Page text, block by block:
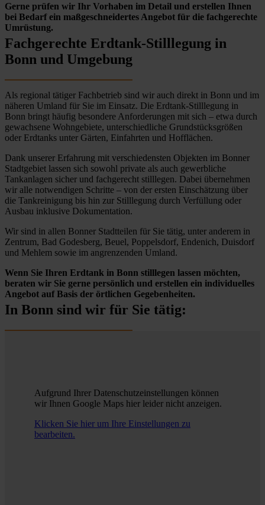
Gerne prüfen wir Ihr Vorhaben im Detail und erstellen Ihnen
bei Bedarf ein maßgeschneidertes Angebot für die fachgerechte
Umrüstung.
Fachgerechte Erdtank-Stilllegung in
Bonn und Umgebung
Als regional tätiger Fachbetrieb sind wir auch direkt in Bonn und im
näheren Umland für Sie im Einsatz. Die Erdtank-Stilllegung in
Bonn bringt häufig besondere Anforderungen mit sich – etwa durch
gewachsene Wohngebiete, unterschiedliche Grundstücksgrößen
oder Erdtanks unter Gärten, Einfahrten und Hofflächen.
Dank unserer Erfahrung mit verschiedensten Objekten im Bonner
Stadtgebiet lassen sich sowohl private als auch gewerbliche
Tankanlagen sicher und fachgerecht stilllegen. Dabei übernehmen
wir alle notwendigen Schritte – von der ersten Einschätzung über
die Tankreinigung bis hin zur Stilllegung durch Verfüllung oder
Ausbau inklusive Dokumentation.
Wir sind in allen Bonner Stadtteilen für Sie tätig, unter anderem in
Zentrum, Bad Godesberg, Beuel, Poppelsdorf, Endenich, Duisdorf
und Mehlem sowie im angrenzenden Umland.
Wenn Sie Ihren Erdtank in Bonn stilllegen lassen möchten,
beraten wir Sie gerne persönlich und erstellen ein individuelles
Angebot auf Basis der örtlichen Gegebenheiten.
In Bonn sind wir für Sie tätig:
Aufgrund Ihrer Datenschutzeinstellungen können
wir Ihnen Google Maps hier leider nicht anzeigen.
Klicken Sie hier um Ihre Einstellungen zu
bearbeiten.